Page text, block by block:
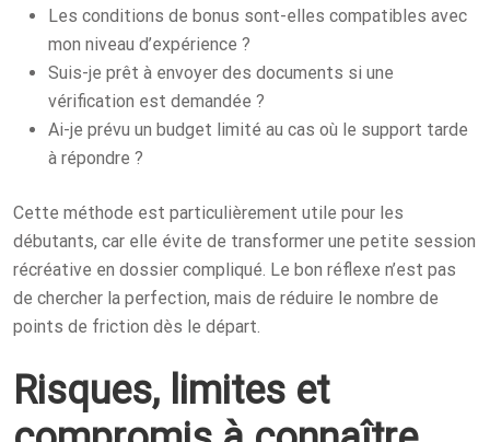
Les conditions de bonus sont-elles compatibles avec
mon niveau d’expérience ?
Suis-je prêt à envoyer des documents si une
vérification est demandée ?
Ai-je prévu un budget limité au cas où le support tarde
à répondre ?
Cette méthode est particulièrement utile pour les
débutants, car elle évite de transformer une petite session
récréative en dossier compliqué. Le bon réflexe n’est pas
de chercher la perfection, mais de réduire le nombre de
points de friction dès le départ.
Risques, limites et